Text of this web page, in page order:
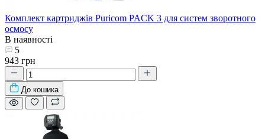
Комплект картриджів Puricom PACK 3 для систем зворотного
осмосу
В наявності
5
943 грн
До кошика